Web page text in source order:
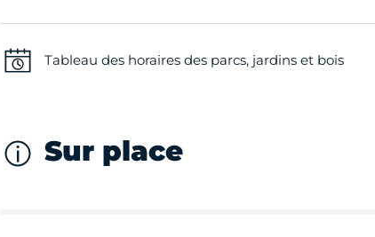
Tableau des horaires des parcs, jardins et bois
Sur place